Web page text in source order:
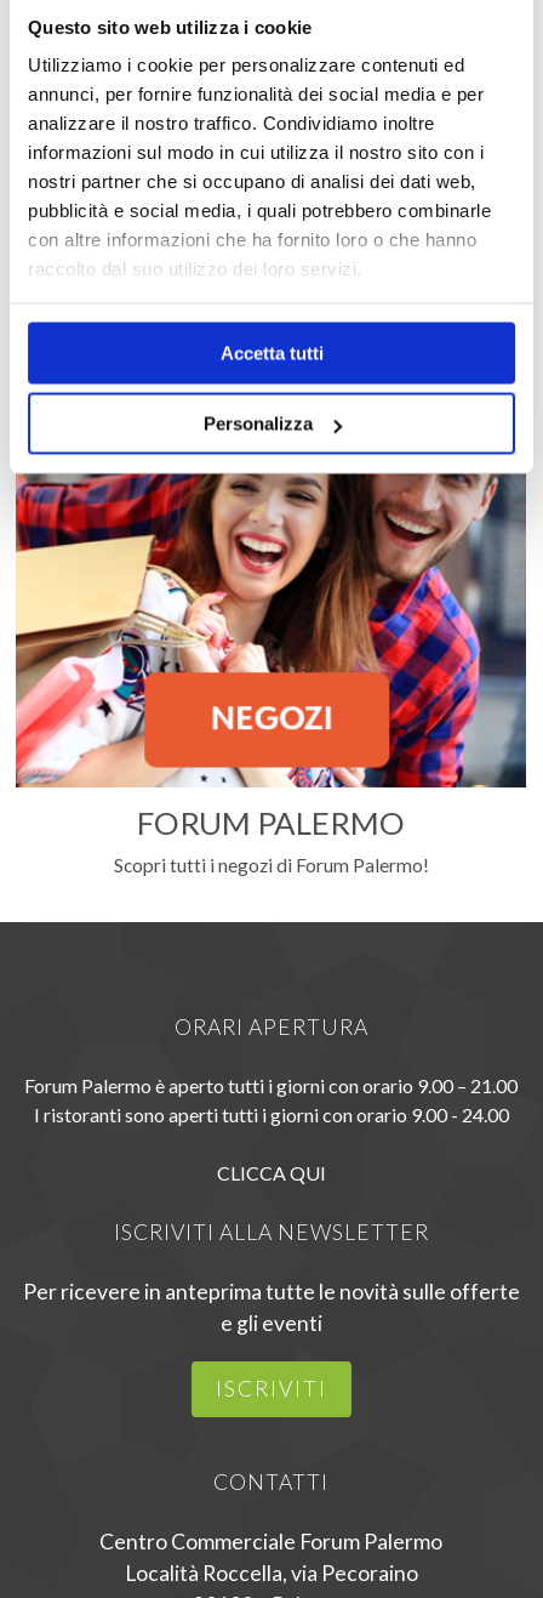
Questo sito web utilizza i cookie
Utilizziamo i cookie per personalizzare contenuti ed
annunci, per fornire funzionalità dei social media e per
analizzare il nostro traffico. Condividiamo inoltre
informazioni sul modo in cui utilizza il nostro sito con i
nostri partner che si occupano di analisi dei dati web,
pubblicità e social media, i quali potrebbero combinarle
con altre informazioni che ha fornito loro o che hanno
raccolto dal suo utilizzo dei loro servizi.
Accetta tutti
Personalizza
MAPPA DEL CENTRO
Trova in un attimo il punto vendita che ti interessa!
FORUM PALERMO
Scopri tutti i negozi di Forum Palermo!
ORARI APERTURA
Forum Palermo è aperto tutti i giorni con orario 9.00 – 21.00
I ristoranti sono aperti tutti i giorni con orario 9.00 - 24.00
CLICCA QUI
ISCRIVITI ALLA NEWSLETTER
Per ricevere in anteprima tutte le novità sulle offerte
e gli eventi
ISCRIVITI
CONTATTI
Centro Commerciale Forum Palermo
Località Roccella, via Pecoraino